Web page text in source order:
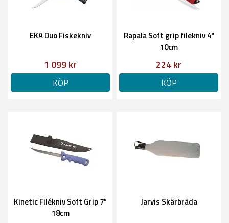
EKA Duo Fiskekniv
1 099 kr
KÖP
Rapala Soft grip filekniv 4"
10cm
224 kr
KÖP
Kinetic Filékniv Soft Grip 7"
18cm
Jarvis Skärbräda